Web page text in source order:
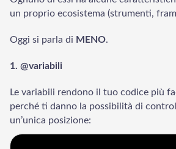
un proprio ecosistema (strumenti,
Oggi si parla di MENO.
1. @variabili
Le variabili rendono il tuo codice più
perché ti danno la possibilità di
un’unica posizione: